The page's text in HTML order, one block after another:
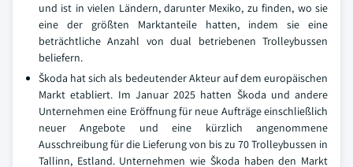
und ist in vielen Ländern, darunter Mexiko, zu finden, wo sie
eine der größten Marktanteile hatten, indem sie eine
beträchtliche Anzahl von dual betriebenen Trolleybussen
beliefern.
Škoda hat sich als bedeutender Akteur auf dem europäischen
Markt etabliert. Im Januar 2025 hatten Škoda und andere
Unternehmen eine Eröffnung für neue Aufträge einschließlich
neuer Angebote und eine kürzlich angenommene
Ausschreibung für die Lieferung von bis zu 70 Trolleybussen in
Tallinn, Estland. Unternehmen wie Škoda haben den Markt